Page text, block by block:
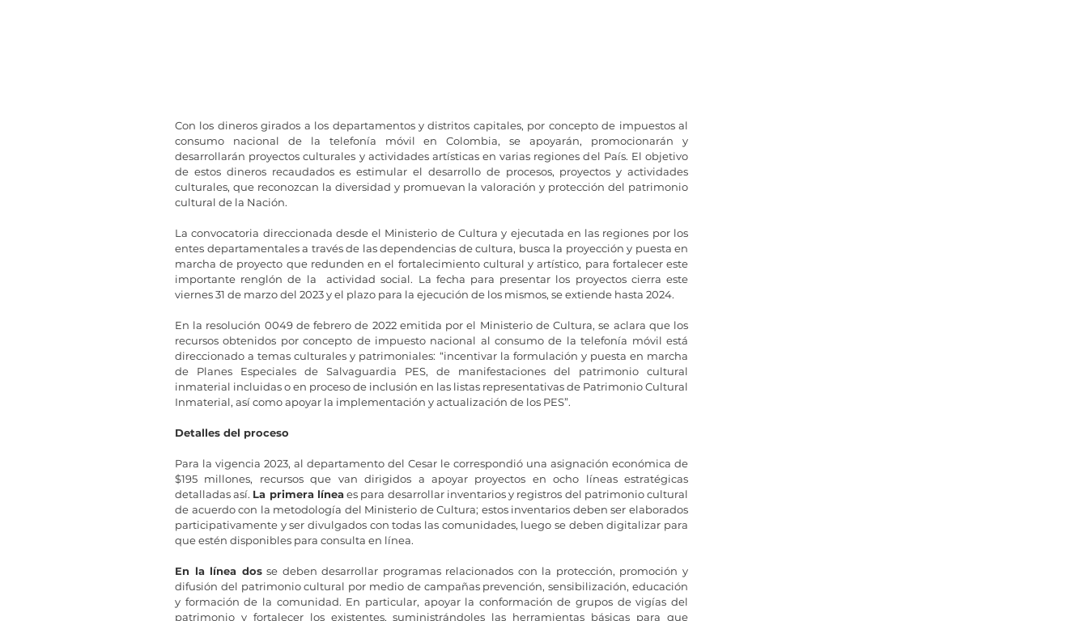
Con los dineros girados a los departamentos y distritos capitales, por concepto de impuestos al
consumo nacional de la telefonía móvil en Colombia, se apoyarán, promocionarán y
desarrollarán proyectos culturales y actividades artísticas en varias regiones del País. El objetivo
de estos dineros recaudados es estimular el desarrollo de procesos, proyectos y actividades
culturales, que reconozcan la diversidad y promuevan la valoración y protección del patrimonio
cultural de la Nación.
La convocatoria direccionada desde el Ministerio de Cultura y ejecutada en las regiones por los
entes departamentales a través de las dependencias de cultura, busca la proyección y puesta en
marcha de proyecto que redunden en el fortalecimiento cultural y artístico, para fortalecer este
importante renglón de la  actividad social. La fecha para presentar los proyectos cierra este
viernes 31 de marzo del 2023 y el plazo para la ejecución de los mismos, se extiende hasta 2024.
En la resolución 0049 de febrero de 2022 emitida por el Ministerio de Cultura, se aclara que los
recursos obtenidos por concepto de impuesto nacional al consumo de la telefonía móvil está
direccionado a temas culturales y patrimoniales: “incentivar la formulación y puesta en marcha
de Planes Especiales de Salvaguardia PES, de manifestaciones del patrimonio cultural
inmaterial incluidas o en proceso de inclusión en las listas representativas de Patrimonio Cultural
Inmaterial, así como apoyar la implementación y actualización de los PES”.
Detalles del proceso
Para la vigencia 2023, al departamento del Cesar le correspondió una asignación económica de
$195 millones, recursos que van dirigidos a apoyar proyectos en ocho líneas estratégicas
detalladas así. La primera línea es para desarrollar inventarios y registros del patrimonio cultural
de acuerdo con la metodología del Ministerio de Cultura; estos inventarios deben ser elaborados
participativamente y ser divulgados con todas las comunidades, luego se deben digitalizar para
que estén disponibles para consulta en línea.
En la línea dos se deben desarrollar programas relacionados con la protección, promoción y
difusión del patrimonio cultural por medio de campañas prevención, sensibilización, educación
y formación de la comunidad. En particular, apoyar la conformación de grupos de vigías del
patrimonio y fortalecer los existentes, suministrándoles las herramientas básicas para que